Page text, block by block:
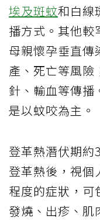
埃及斑蚊和白線
播方式。其他較
母親懷孕垂直傳
產、死亡等風險
針、輸血等傳播
是以蚊咬為主。
登革熱潛伏期
登革熱後，視個
程度的症狀，可
發燒、出疹、肌